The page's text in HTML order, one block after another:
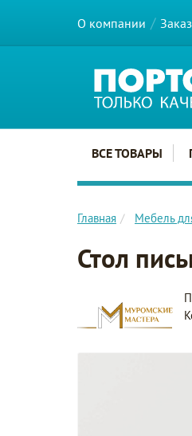
О компании
Главное меню сайта
ВСЕ ТОВАРЫ
Главная Мебель
Стол